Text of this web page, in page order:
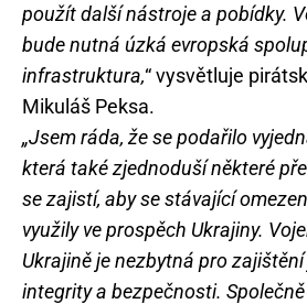
použít další nástroje a pobídky.
bude nutná úzká evropská
infrastruktura,“ vysvětluje
Mikuláš Peksa.
„Jsem ráda, že se podařilo
která také zjednoduší některé
se zajistí, aby se stávající
využily ve prospěch Ukrajiny.
Ukrajině je nezbytná pro zajištění
integrity a bezpečnosti.